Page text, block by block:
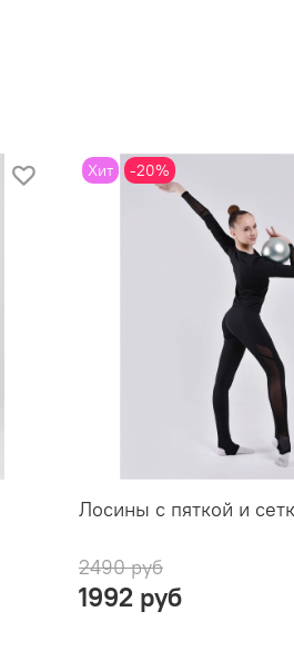
Хит -20%
Лосины с пяткой и
2490 руб
1992 руб